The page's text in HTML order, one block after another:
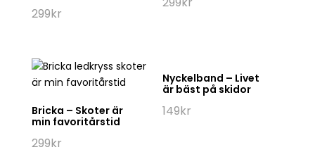
299kr
Bricka – Skoter är
min favoritårstid
299kr
Nyckelband – Livet
är bäst på skidor
149kr